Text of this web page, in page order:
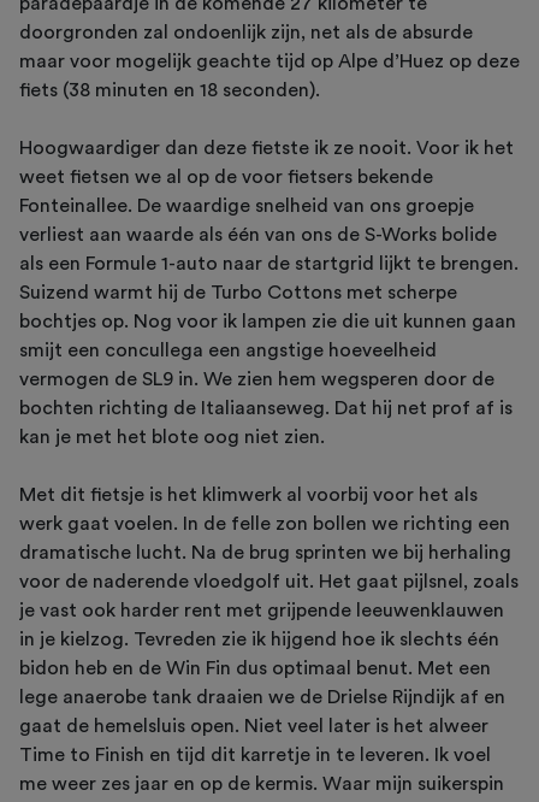
doorgronden zal ondoenlijk zijn, net als de absurde
maar voor mogelijk geachte tijd op Alpe d’Huez op deze
fiets (38 minuten en 18 seconden).
Hoogwaardiger dan deze fietste ik ze nooit. Voor ik het
weet fietsen we al op de voor fietsers bekende
Fonteinallee. De waardige snelheid van ons groepje
verliest aan waarde als één van ons de S-Works bolide
als een Formule 1-auto naar de startgrid lijkt te brengen.
Suizend warmt hij de Turbo Cottons met scherpe
bochtjes op. Nog voor ik lampen zie die uit kunnen gaan
smijt een concullega een angstige hoeveelheid
vermogen de SL9 in. We zien hem wegsperen door de
bochten richting de Italiaanseweg. Dat hij net prof af is
kan je met het blote oog niet zien.
Met dit fietsje is het klimwerk al voorbij voor het als
werk gaat voelen. In de felle zon bollen we richting een
dramatische lucht. Na de brug sprinten we bij herhaling
voor de naderende vloedgolf uit. Het gaat pijlsnel, zoals
je vast ook harder rent met grijpende leeuwenklauwen
in je kielzog. Tevreden zie ik hijgend hoe ik slechts één
bidon heb en de Win Fin dus optimaal benut. Met een
lege anaerobe tank draaien we de Drielse Rijndijk af en
gaat de hemelsluis open. Niet veel later is het alweer
Time to Finish en tijd dit karretje in te leveren. Ik voel
me weer zes jaar en op de kermis. Waar mijn suikerspin